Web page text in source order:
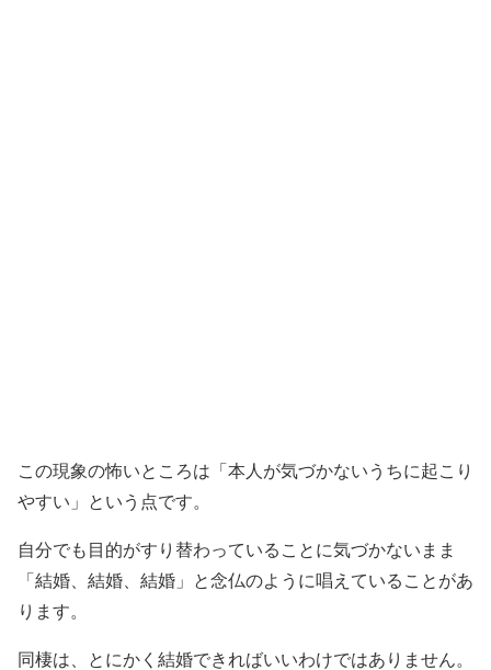
この現象の怖いところは「本人が気づかないうちに起こり
やすい」という点です。
自分でも目的がすり替わっていることに気づかないまま
「結婚、結婚、結婚」と念仏のように唱えていることがあ
ります。
同棲は、とにかく結婚できればいいわけではありません。